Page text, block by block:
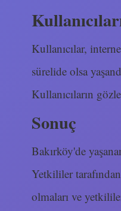
Kullanıcılar,
sürelide olsa
Kullanıcıların
Sonuç
Bakırköy'de
Yetkililer
olmaları ve